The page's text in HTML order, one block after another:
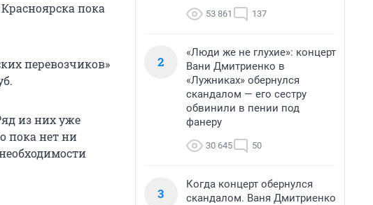
пока
перевозчиков»
из них уже
пока нет ни
53 861 137
2
«Люди же не глухие»: концерт
Вани Дмитриенко в
«Лужниках» обернулся
скандалом — его сестру
обвинили в пении под
фанеру
30 645 50
3
Когда концерт обернулся
скандалом. Ваня Дмитриенко